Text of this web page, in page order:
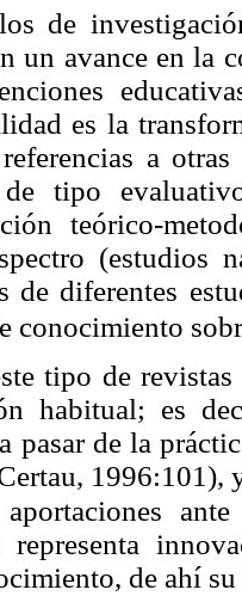
de
un avance en la
es la
a
de tipo
teórico-
(estudios
de diferentes
conocimiento
tipo de
habitual; es
pasar de la
1996:101),
representa
de ahí